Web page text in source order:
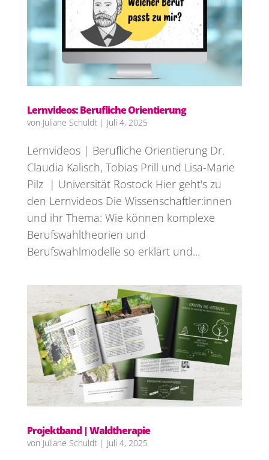
Lernvideos: Berufliche Orientierung
von Juliane Schuldt| Juli 4, 2025
Lernvideos | Berufliche Orientierung Dr.
Claudia Kalisch, Tobias Prill und Lisa-Marie
Pilz | Universität Rostock Hier geht's zu
den Lernvideos Die Wissenschaftler:innen
und ihr Thema: Wie können komplexe
Berufswahltheorien und
Berufswahlmodelle so erklärt und...
Projektband | Waldtherapie
von Juliane Schuldt| Juli 4, 2025